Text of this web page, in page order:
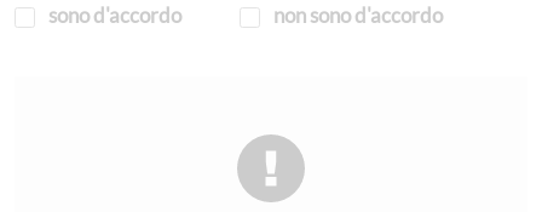
sono d'accordo
non sono d'accordo